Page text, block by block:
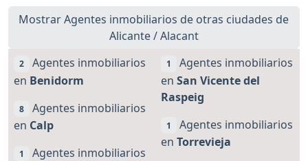
Mostrar Agentes inmobiliarios de otras ciudades de
Alicante / Alacant
2
Agentes inmobiliarios
en Benidorm
8
Agentes inmobiliarios
en Calp
1
Agentes inmobiliarios
1
Agentes inmobiliarios
en San Vicente del
Raspeig
1
Agentes inmobiliarios
en Torrevieja